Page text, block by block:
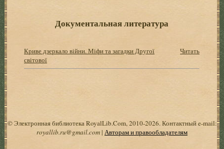
Документальная литература
Криве дзеркало війни. Міфи та загадки Другої
світової
Читать
© Электронная библиотека RoyalLib.Com, 2010-2026. Контактный e-mail:
royallib.ru@gmail.com| Авторам и правообладателям